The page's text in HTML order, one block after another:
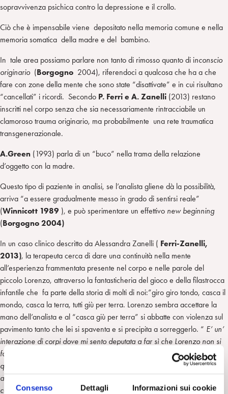
Consenso Dettagli Informazioni sui cookie
sopravvivenza psichica contro la depressione e il crollo.
Ciò che è impensabile viene depositato nella memoria comune e nella
memoria somatica della madre e del bambino.
In tale area possiamo parlare non tanto di rimosso quanto di inconscio
originario (Borgogno 2004), riferendoci a qualcosa che ha a che
fare con zone della mente che sono state “disattivate” e in cui risultano
“cancellati” i ricordi. Secondo P. Ferri e A. Zanelli (2013) restano
inscritti nel corpo senza che sia necessariamente rintracciabile un
clamoroso trauma originario, ma probabilmente una rete traumatica
transgenerazionale.
A.Green (1993) parla di un “buco” nella trama della relazione
d’oggetto con la madre.
Questo tipo di paziente in analisi, se l’analista gliene dà la possibilità,
arriva “a essere gradualmente messo in grado di sentirsi reale”
(Winnicott 1989 ), e può sperimentare un effettivo new beginning
(Borgogno 2004)
In un caso clinico descritto da Alessandra Zanelli ( Ferri-Zanelli,
2013), la terapeuta cerca di dare una continuità nella mente
all’esperienza frammentata presente nel corpo e nelle parole del
piccolo Lorenzo, attraverso la fantasticheria del gioco e della filastrocca
infantile che fa parte della storia di molti di noi:”giro giro tondo, casca il
mondo, casca la terra, tutti giù per terra. Lorenzo sembra accettare la
mano dell’analista e al “casca giù per terra” si abbatte con violenza sul
pavimento tanto che lei si spaventa e si precipita a sorreggerlo. “ E’ un’
interazione di corpi dove mi sento deputata a far sì che Lorenzo non si
faccia male, non sbatta la testa; spesso mi “maledico” per aver portato
quel mio gioco nella stanza che, adesso, Lorenzo non vuole più
abbandonare e che mi tiene attiva e preoccupata per impedirgli, nel
cadere, di farsi male. Alla fine delle sedute sono fisicamente stanca,